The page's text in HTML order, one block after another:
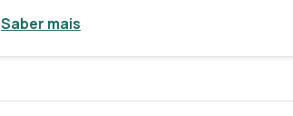
Saber associar as principais técnicas da IA
Compreender se uma aplicação de
Saber mais